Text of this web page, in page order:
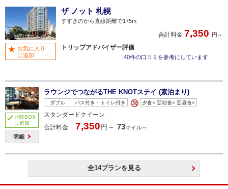
ザ ノット 札幌
すすきのから直線距離で175m
合計料金 7,350 円～
トリップアドバイザー評価
40件の口コミを参考にしています
お気に入り
に追加
比較BOX
に追加
明細
ラウンジでつながるTHE KNOTステイ (素泊まり)
ダブル バス付き・トイレ付き 夕食× 翌朝食× 翌昼食×
スタンダードクイーン
合計料金
7,350円～ 73マイル～
全14プランを見る